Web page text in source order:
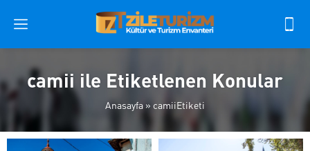
camii ile Etiketlenen Konular
Anasayfa» camiiEtiketi